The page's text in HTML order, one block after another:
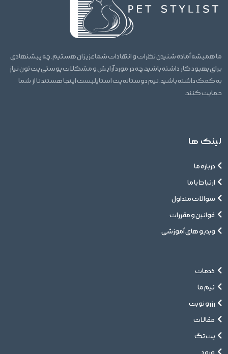
ما همیشه آماده شنیدن نظرات و انتقادات شما عزیزان هستیم. چه پیشنهادی
برای بهبود کار داشته باشید، چه در مورد آرایش و مشکلات پوستی پت تون نیاز
به کمک داشته باشید، تیم دوستانه پت استایلیست اینجا هستند تا از شما
حمایت کنند.
لینک ها
درباره ما
ارتباط با ما
سوالات متداول
قوانین و مقررات
ویدیو های آموزشی
خدمات
تیم ما
رزرو نوبت
مقالات
پت تگ